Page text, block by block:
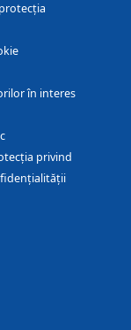
în interes
privind